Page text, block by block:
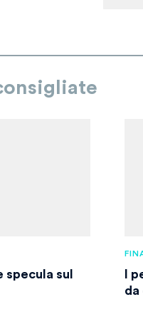
specula sul
I
da